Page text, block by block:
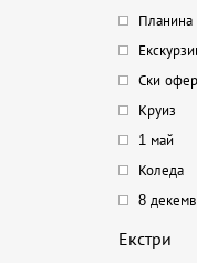
Планина
Ски
Круиз
1 май
Коледа
8
Екстри